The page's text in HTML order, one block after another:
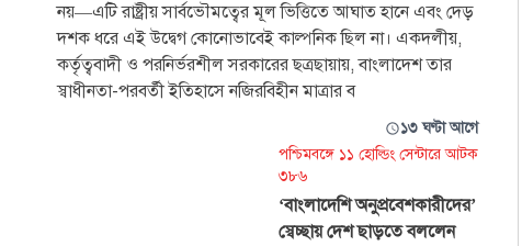
নয়—এটি রাষ্ট্রীয় সার্বভৌমত্বের মূল ভিত্তিতে আঘাত হানে এবং দেড়
দশক ধরে এই উদ্বেগ কোনোভাবেই কাল্পনিক ছিল না। একদলীয়,
কর্তৃত্ববাদী ও পরনির্ভরশীল সরকারের ছত্রছায়ায়, বাংলাদেশ তার
স্বাধীনতা-পরবর্তী ইতিহাসে নজিরবিহীন মাত্রার ব
১৩ ঘণ্টা আগে
পশ্চিমবঙ্গে ১১ হোল্ডিং সেন্টারে আটক
৩৮৬
‘বাংলাদেশি অনুপ্রবেশকারীদের’
স্বেচ্ছায় দেশ ছাড়তে বললেন